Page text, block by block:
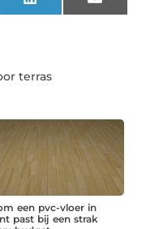
LinkedInEmail
terras
een pvc-vloer in
past bij een strak